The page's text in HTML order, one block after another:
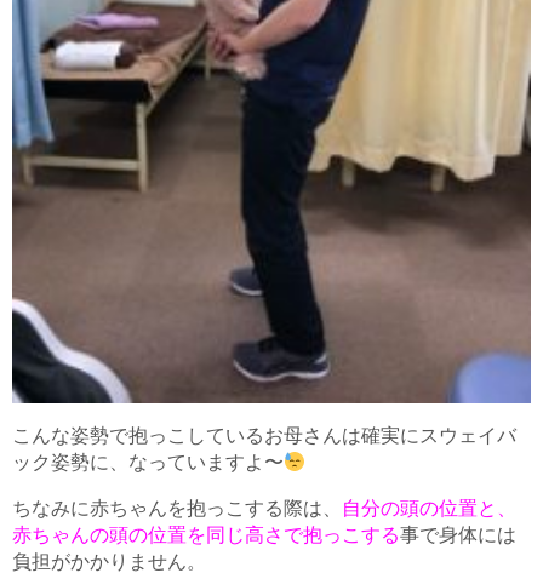
こんな姿勢で抱っこしているお母さんは確実にスウェイバ
ック姿勢に、なっていますよ〜
ちなみに赤ちゃんを抱っこする際は、
自分の頭の位置と、
赤ちゃんの頭の位置を同じ高さで抱っこする事で身体には
負担がかかりません。